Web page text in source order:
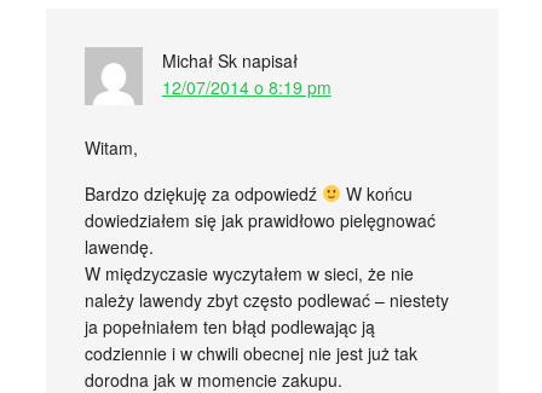
Michał Sk napisał
12/07/2014 o 8:19 pm
Witam,
Bardzo dziękuję za odpowiedź
W końcu
dowiedziałem się jak prawidłowo pielęgnować
lawendę.
W międzyczasie wyczytałem w sieci, że nie
należy lawendy zbyt często podlewać – niestety
ja popełniałem ten błąd podlewając ją
codziennie i w chwili obecnej nie jest już tak
dorodna jak w momencie zakupu.